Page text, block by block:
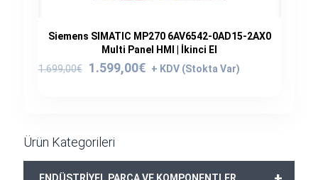
Siemens SIMATIC MP270 6AV6542-0AD15-2AX0
Multi Panel HMI | İkinci El
1.699,00€
Orijinal
1.599,00€
Şu
Ürün Kategorileri